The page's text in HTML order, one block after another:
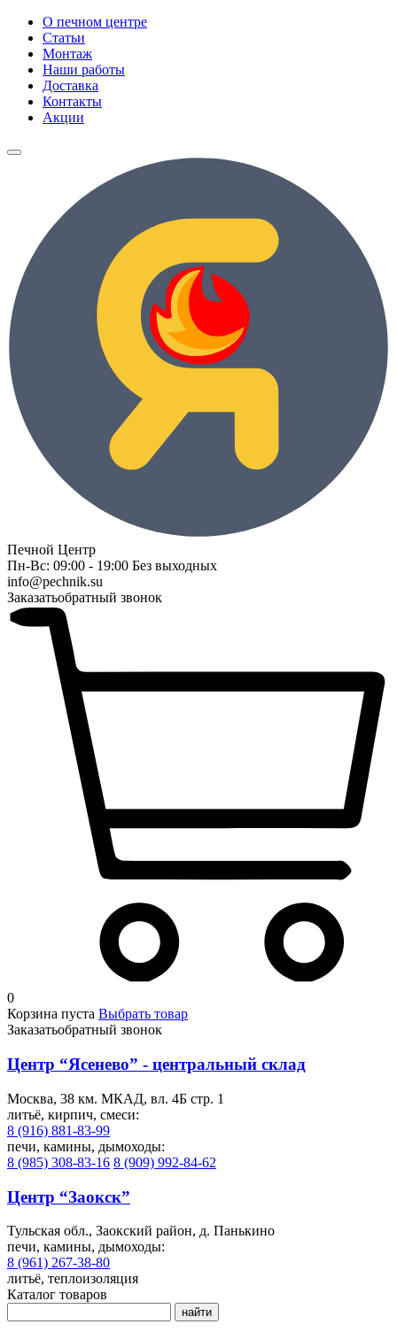
О печном центре
Статьи
Монтаж
Наши работы
Доставка
Контакты
Акции
Печной Центр
Пн-Вс: 09:00 - 19:00 Без выходных
info@pechnik.su
Заказатьобратный звонок
0
Корзина пуста Выбрать товар
Заказатьобратный звонок
Центр “Ясенево” - центральный склад
Москва, 38 км. МКАД, вл. 4Б стр. 1
литьё, кирпич, смеси:
8 (916) 881-83-99
печи, камины, дымоходы:
8 (985) 308-83-16 8 (909) 992-84-62
Центр “Заокск”
Тульская обл., Заокский район, д. Панькино
печи, камины, дымоходы:
8 (961) 267-38-80
литьё, теплоизоляция
Каталог товаров
найти